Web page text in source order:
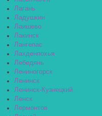
Лагань
Ладушкин
Лаишево
Лакинск
Лангепас
Лахденпохья
Лебедянь
Лениногорск
Ленинск
Ленинск-Кузнецкий
Ленск
Лермонтов